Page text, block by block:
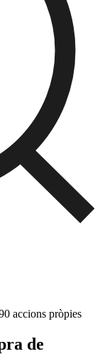
accions pròpies
de